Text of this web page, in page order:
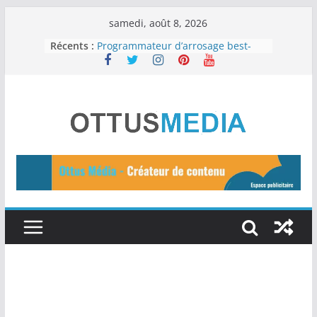
samedi, août 8, 2026
Récents : Programmateur d’arrosage best-
seller
à essayer en 2024
15 idées de business en ligne pour
Tuteurs d’Auto-Arrosage